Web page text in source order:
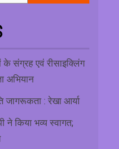
के संग्रह एवं रीसाइक्लिंग
अभियान
: रेखा आर्या
ने किया भव्य स्वागत;